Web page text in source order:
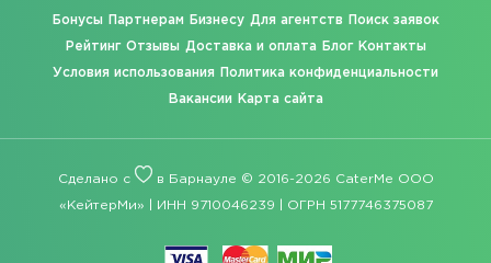
Бонусы Партнерам Бизнесу Для агентств Поиск заявок
Рейтинг Отзывы Доставка и оплата Блог Контакты
Условия использования Политика конфиденциальности
Вакансии Карта сайта
Сделано с в Барнауле © 2016-2026 CaterMe ООО
«КейтерМи» | ИНН 9710046239 | ОГРН 5177746375087